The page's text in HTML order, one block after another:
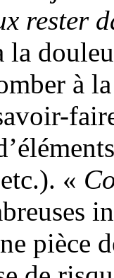
rester
à
«
pièce